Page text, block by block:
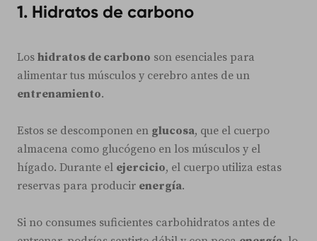
1. Hidratos de carbono
Los hidratos de carbono son esenciales para
alimentar tus músculos y cerebro antes de un
entrenamiento.
Estos se descomponen en glucosa, que el cuerpo
almacena como glucógeno en los músculos y el
hígado. Durante el ejercicio, el cuerpo utiliza estas
reservas para producir energía.
Si no consumes suficientes carbohidratos antes de